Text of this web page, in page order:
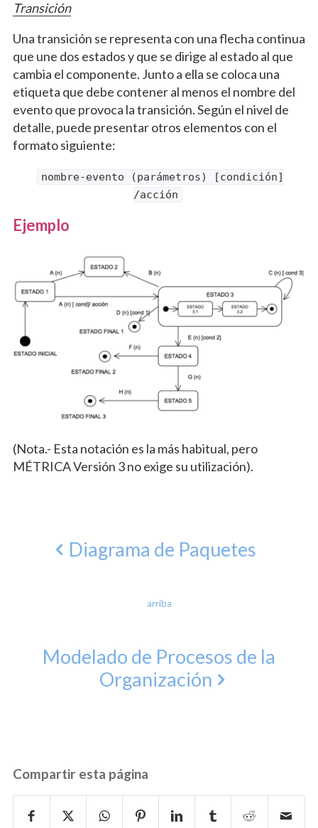
Transición
Una transición se representa con una flecha continua
que une dos estados y que se dirige al estado al que
cambia el componente. Junto a ella se coloca una
etiqueta que debe contener al menos el nombre del
evento que provoca la transición. Según el nivel de
detalle, puede presentar otros elementos con el
formato siguiente:
nombre-evento (parámetros) [condición]
/acción
Ejemplo
(Nota.- Esta notación es la más habitual, pero
MÉTRICA Versión 3 no exige su utilización).
Diagrama de Paquetes
arriba
Modelado de Procesos de la
Organización
Compartir esta página